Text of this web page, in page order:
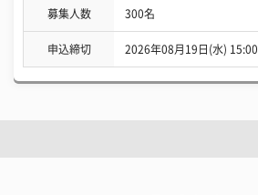
募集人数 300名
申込締切 2026年08月19日(水) 15:00